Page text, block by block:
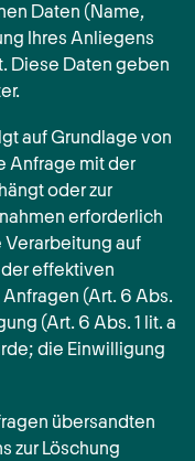
Daten (Name,
Ihres Anliegens
Diese Daten geben
auf Grundlage von
Anfrage mit der
oder zur
erforderlich
Verarbeitung auf
effektiven
(Art. 6 Abs.
(Art. 6 Abs. 1 lit. a
die Einwilligung
übersandten
zur Löschung